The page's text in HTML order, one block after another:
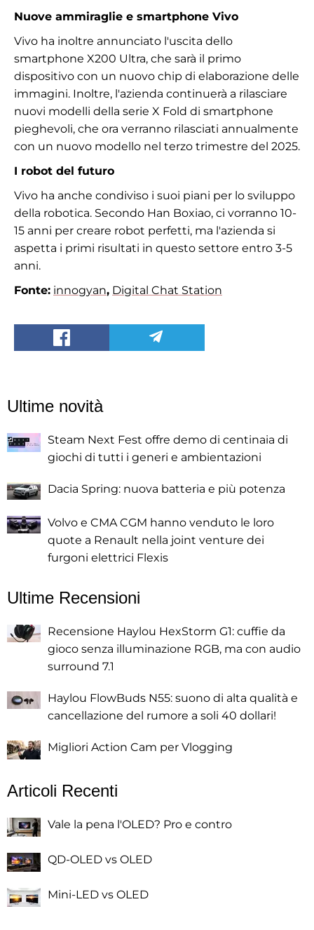
Nuove ammiraglie e smartphone Vivo
Vivo ha inoltre annunciato l'uscita dello
smartphone X200 Ultra, che sarà il primo
dispositivo con un nuovo chip di elaborazione delle
immagini. Inoltre, l'azienda continuerà a rilasciare
nuovi modelli della serie X Fold di smartphone
pieghevoli, che ora verranno rilasciati annualmente
con un nuovo modello nel terzo trimestre del 2025.
I robot del futuro
Vivo ha anche condiviso i suoi piani per lo sviluppo
della robotica. Secondo Han Boxiao, ci vorranno 10-
15 anni per creare robot perfetti, ma l'azienda si
aspetta i primi risultati in questo settore entro 3-5
anni.
Fonte: innogyan, Digital Chat Station
Ultime novità
Steam Next Fest offre demo di centinaia di
giochi di tutti i generi e ambientazioni
Dacia Spring: nuova batteria e più potenza
Volvo e CMA CGM hanno venduto le loro
quote a Renault nella joint venture dei
furgoni elettrici Flexis
Ultime Recensioni
Recensione Haylou HexStorm G1: cuffie da
gioco senza illuminazione RGB, ma con audio
surround 7.1
Haylou FlowBuds N55: suono di alta qualità e
cancellazione del rumore a soli 40 dollari!
Migliori Action Cam per Vlogging
Articoli Recenti
Vale la pena l'OLED? Pro e contro
QD-OLED vs OLED
Mini-LED vs OLED